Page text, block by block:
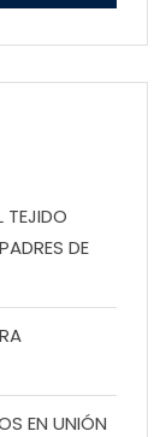
TEJIDO
DE
EN UNIÓN